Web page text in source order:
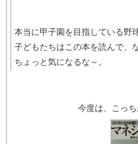
本当に甲子園を目指している野
子どもたちはこの本を読んで、
ちょっと気になるな～。
今度は、こっ